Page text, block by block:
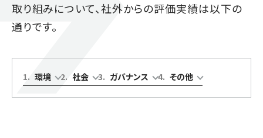
取り組みについて、社外からの評価実績は以下の
通りです。
1. 環境 2. 社会 3. ガバナンス 4. その他